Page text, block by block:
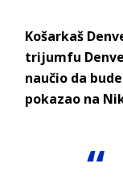
Košarkaš
trijumfu
naučio da
pokazao na